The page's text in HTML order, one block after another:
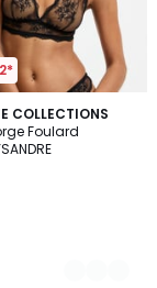
COLLECTIONS
Foulard